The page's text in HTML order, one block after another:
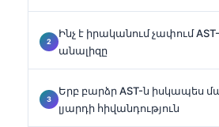
Ինչ է իրականում չափում
անալիզը
Երբ բարձր AST-ն իսկապես
լյարդի հիվանդություն